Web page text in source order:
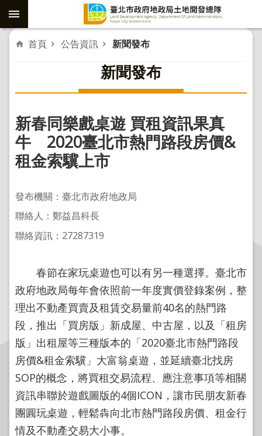
跳到主要內容區塊
進
社
島
劃
公
共
逕
為
分
割
圖
籍
成
果
供
應
首頁 公告資訊 新聞發布
新聞發布
新春同樂戲桌遊 買租資訊果真
牛 2020臺北市熱門路段房價&
租金索驥上市
發布機關：臺北市政府地政局
聯絡人：鄭益昌科長
聯絡資訊：27287319
春節在家玩桌遊也可以有另一種選擇。臺北市
政府地政局每年會依照前一年度實價登錄案例，整
理出不動產買賣及租賃交易量前40名的熱門路
段，推出「買房版」新成屋、中古屋，以及「租房
版」出租屋等三種版本的「2020臺北市熱門路段
房價&租金索驥」大富翁桌遊，並延續臺北找房
SOP的概念，將買租交易流程、應注意事項等相關
資訊串聯於遊戲圖版的4個ICON，讓市民朋友新春
團圓玩桌遊，輕鬆犇向北市熱門路段房價、租金行
情及不動產交易大小事。